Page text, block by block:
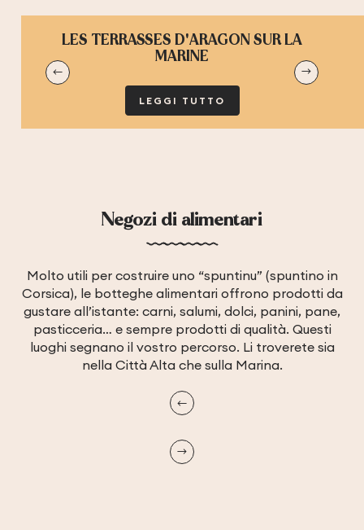
LES TERRASSES D'ARAGON SUR LA
MARINE
LEGGI TUTTO
Negozi di alimentari
Molto utili per costruire uno “spuntinu” (spuntino in
Corsica), le botteghe alimentari offrono prodotti da
gustare all’istante: carni, salumi, dolci, panini, pane,
pasticceria… e sempre prodotti di qualità. Questi
luoghi segnano il vostro percorso. Li troverete sia
nella Città Alta che sulla Marina.